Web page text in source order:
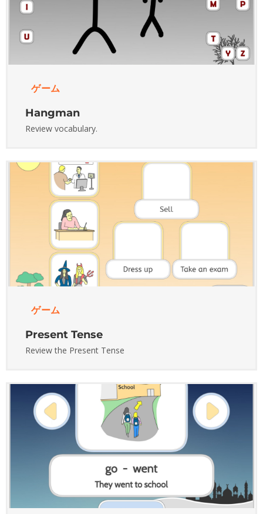
ゲーム
Hangman
Review vocabulary.
ゲーム
Present Tense
Review the Present Tense